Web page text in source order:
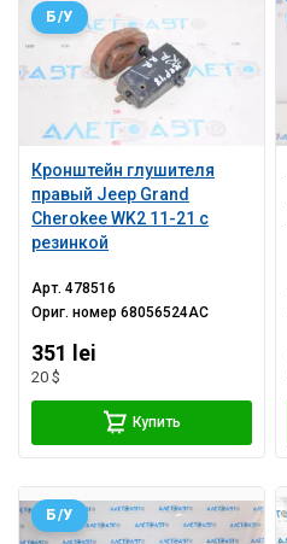
Кронштейн глушителя
правый Jeep Grand
Cherokee WK2 11-21 с
резинкой
Б/У
Арт.478516
Ориг. номер68056524AC
351 lei
20 $
Купить
Б/У